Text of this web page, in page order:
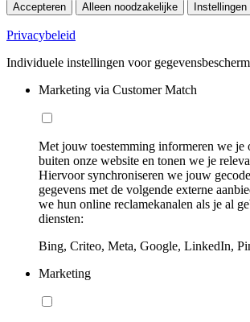
Accepteren Alleen noodzakelijke
Privacybeleid
Individuele instellingen voor
Marketing via Customer Match
Met jouw toestemming informeren we je
buiten onze website en tonen we je
Hiervoor synchroniseren we jouw
gegevens met de volgende externe
we hun online reclamekanalen als je al
diensten:
Bing, Criteo, Meta, Google, LinkedIn,
Marketing